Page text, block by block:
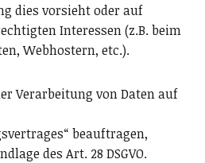
dies vorsieht oder auf
Interessen (z.B. beim
Webhostern, etc.).
Verarbeitung von Daten auf
beauftragen,
des Art. 28 DSGVO.